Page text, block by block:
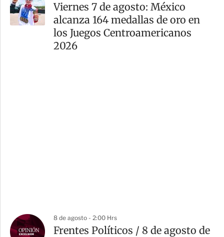
Viernes 7 de agosto: México
alcanza 164 medallas de oro en
los Juegos Centroamericanos
2026
8 de agosto - 2:00 Hrs
Frentes Políticos / 8 de agosto de